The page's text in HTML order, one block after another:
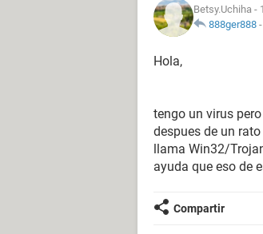
Betsy.Uchiha -
888ger888 -
Hola,
tengo un virus
despues de un
llama Win32/
ayuda que eso de
Compartir